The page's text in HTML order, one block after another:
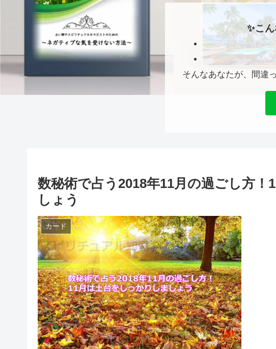
✨こ
そんなあなたが、間違
数秘術で占う2018年11月の過ごし方！
しょう
カード